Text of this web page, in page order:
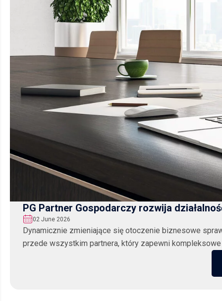
PG Partner Gospodarczy rozwija
02 June 2026
Dynamicznie zmieniające się otoczenie biznesowe
przede wszystkim partnera, który zapewni